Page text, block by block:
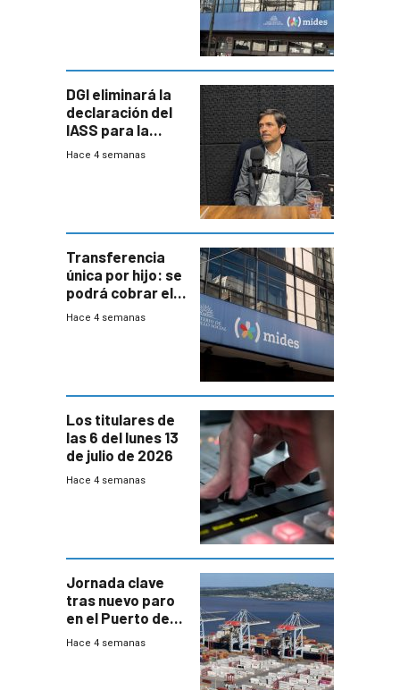
DGI eliminará la
declaración del
IASS para la
mayoría de los
Hace 4 semanas
Transferencia
única por hijo: se
podrá cobrar el
100% en efectivo
Hace 4 semanas
Los titulares de
las 6 del lunes 13
de julio de 2026
Hace 4 semanas
Jornada clave
tras nuevo paro
en el Puerto de
Montevideo
Hace 4 semanas